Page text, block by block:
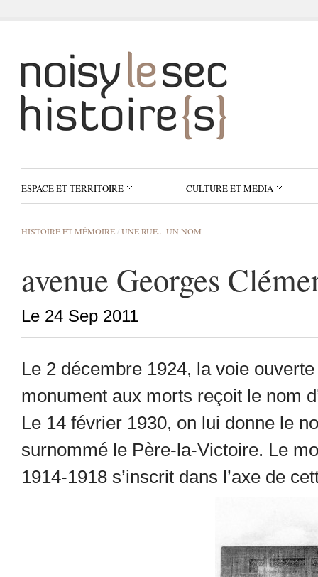
ESPACE ET TERRITOIRE CULTURE ET MEDIA
HISTOIRE ET MÉMOIRE /UNE RUE... UN NOM
avenue Georges
Le 24 Sep 2011
Le 2 décembre 1924, la voie
monument aux morts reçoit le nom
Le 14 février 1930, on lui donne le
surnommé le Père-la-Victoire. Le
1914-1918 s’inscrit dans l’axe de